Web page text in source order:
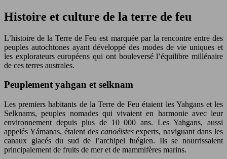
Histoire et culture de la terre de feu
L’histoire de la Terre de Feu est marquée par la rencontre entre des
peuples autochtones ayant développé des modes de vie uniques et
les explorateurs européens qui ont bouleversé l’équilibre millénaire
de ces terres australes.
Peuplement yahgan et selknam
Les premiers habitants de la Terre de Feu étaient les Yahgans et les
Selknams, peuples nomades qui vivaient en harmonie avec leur
environnement depuis plus de 10 000 ans. Les Yahgans, aussi
appelés Yámanas, étaient des canoéistesexperts, naviguant dans les
canaux glacés du sud de l’archipel fuégien. Ils se nourrissaient
principalement de fruits de mer et de mammifères marins.